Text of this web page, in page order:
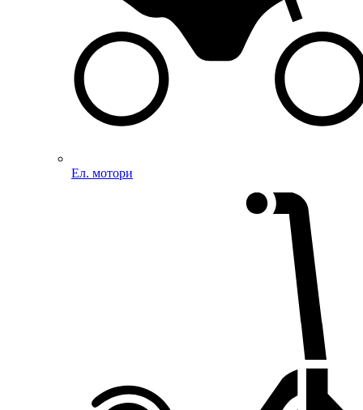
Ел. мотори